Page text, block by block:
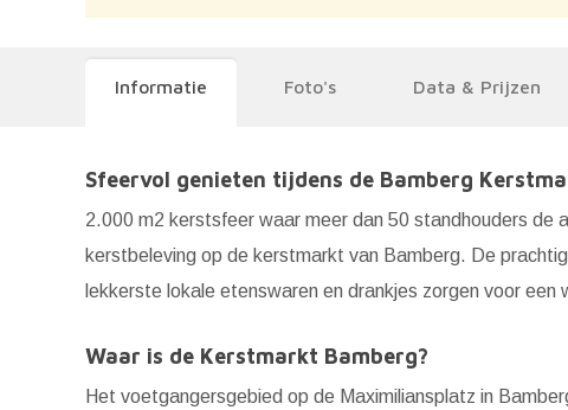
Informatie Foto's Data & Prijzen
Sfeervol genieten tijdens de Bamberg
2.000 m2 kerstsfeer waar meer dan 50 standhouders
kerstbeleving op de kerstmarkt van Bamberg. De
lekkerste lokale etenswaren en drankjes zorgen voor een
Waar is de Kerstmarkt Bamberg?
Het voetgangersgebied op de Maximiliansplatz in